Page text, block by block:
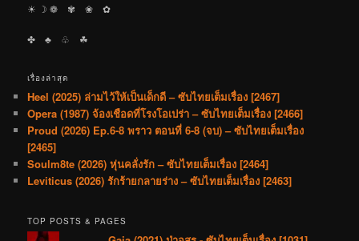
☀︎ ☽ ❁ ✾ ❀ ✿
✤ ♣︎ ♧ ☘︎
เรื่องล่าสุด
Heel (2025) ล่ามไว้ให้เป็นเด็กดี – ซับไทยเต็มเรื่อง [2467]
Opera (1987) จ้องเชือดที่โรงโอเปร่า – ซับไทยเต็มเรื่อง [2466]
Proud (2026) Ep.6-8 พราว ตอนที่ 6-8 (จบ) – ซับไทยเต็มเรื่อง
[2465]
Soulm8te (2026) หุ่นคลั่งรัก – ซับไทยเต็มเรื่อง [2464]
Leviticus (2026) รักร้ายกลายร่าง – ซับไทยเต็มเรื่อง [2463]
TOP POSTS & PAGES